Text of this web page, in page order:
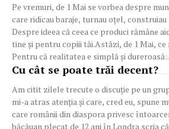
Pe vremuri, de 1 Mai se vorbea despre
care ridicau baraje, turnau oțel, construiau
Despre ideea că ceea ce produci rămâne
tine și pentru copiii tăi.Astăzi, de 1 Mai,
Pentru că realitatea e simplă și
Cu cât se poate trăi decent?
Am citit zilele trecute o discuție pe un
mi-a atras atenția și care, cred eu, spune
care românii din diaspora privesc
băcăuan plecat de 12 ani în Londra scria